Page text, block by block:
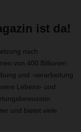
ist da!
nach
von 400 Billionen
und -verarbeitung
Lebens- und
und bietet viele